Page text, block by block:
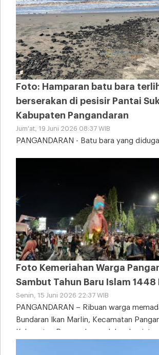
Foto: Hamparan batu bara
berserakan di pesisir Pantai
Kabupaten Pangandaran
Jum'at, 19 Juni 2026 08:37 WIB
PANGANDARAN - Batu bara yang
Foto Kemeriahan Warga
Sambut Tahun Baru Islam 1448
Senin, 15 Juni 2026 22:37 WIB
PANGANDARAN – Ribuan warga
Bundaran Ikan Marlin, Kecamatan
Kabupaten Pangandaran, dalam kegiatan